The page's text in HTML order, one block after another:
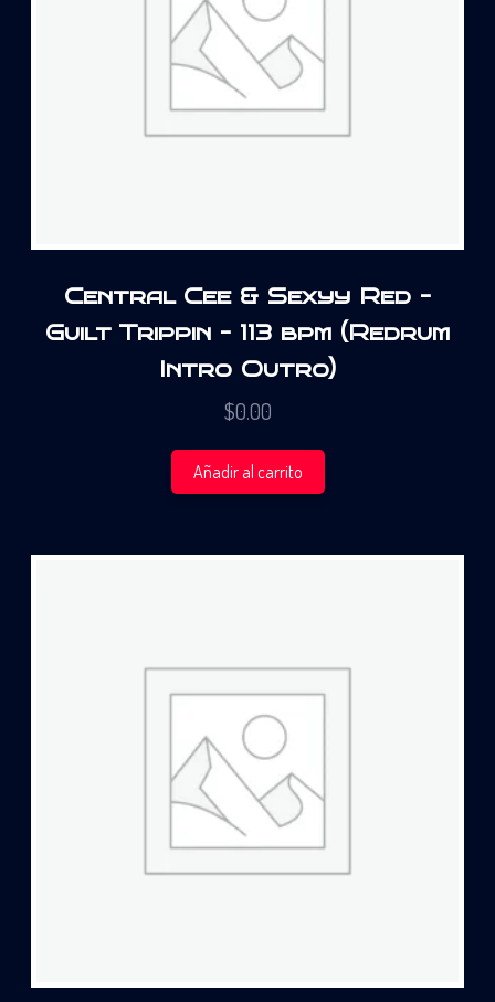
Central Cee & Sexyy Red –
Guilt Trippin – 113 bpm (Redrum
Intro Outro)
$0.00
Añadir al carrito